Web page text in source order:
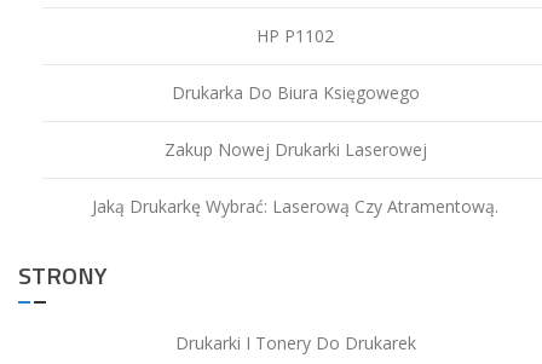
HP P1102
Drukarka Do Biura Księgowego
Zakup Nowej Drukarki Laserowej
Jaką Drukarkę Wybrać: Laserową Czy Atramentową.
STRONY
Drukarki I Tonery Do Drukarek